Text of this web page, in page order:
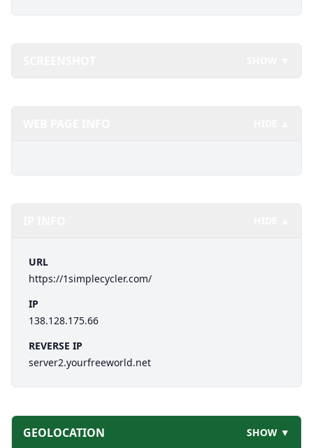
URL
https://1simplecycler.com/
IP
138.128.175.66
REVERSE IP
server2.yourfreeworld.net
GEOLOCATION SHOW ▼